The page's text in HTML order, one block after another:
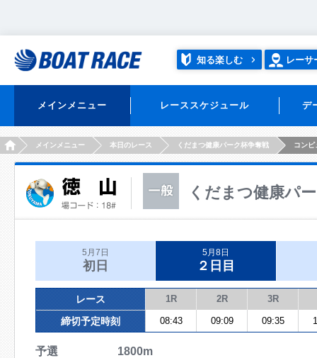
知る楽しむ レーサ
メインメニュー レーススケジュール デ
HOMEメインメニュー 本日のレース くだまつ健康パーク杯争奪戦 コンピ
くだまつ健康パ
5月7日
初日
5月8日
２日目
レース 1R 2R 3R
締切予定時刻 08:43 09:09 09:35
予選 1800m